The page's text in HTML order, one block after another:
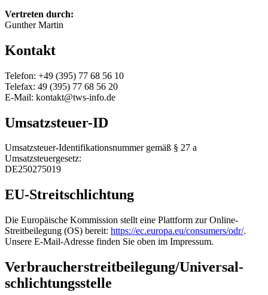
Vertreten durch:
Gunther Martin
Kontakt
Telefon: +49 (395) 77 68 56 10
Telefax: 49 (395) 77 68 56 20
E-Mail: kontakt@tws-info.de
Umsatzsteuer-ID
Umsatzsteuer-Identifikationsnummer gemäß § 27 a
Umsatzsteuergesetz:
DE250275019
EU-Streitschlichtung
Die Europäische Kommission stellt eine Plattform zur Online-
Streitbeilegung (OS) bereit: https://ec.europa.eu/consumers/odr/.
Unsere E-Mail-Adresse finden Sie oben im Impressum.
Verbraucher­streit­beilegung/Universal­
schlichtungs­stelle